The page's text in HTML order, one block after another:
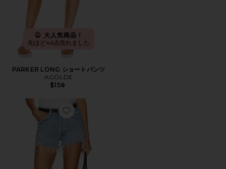
大人気商品！
先ほど46点売れました
PARKER LONG ショートパンツ
AGOLDE
$158
Favorite PARKER ビンテージカットオフショートパンツ